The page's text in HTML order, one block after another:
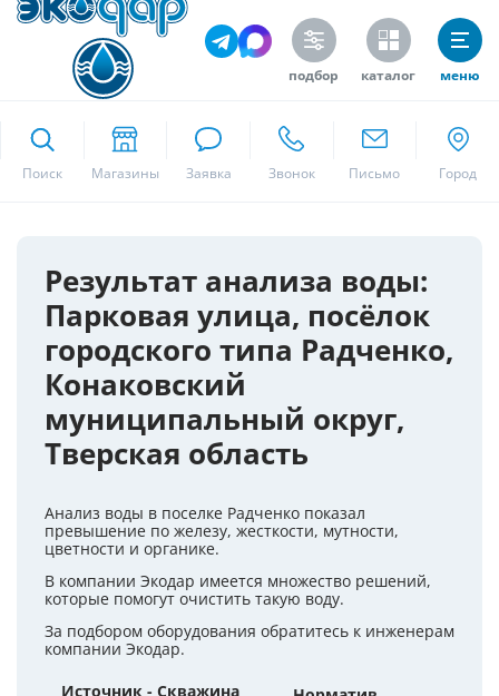
подбор каталог меню
Поиск
Результат анализа воды:
Парковая улица, посёлок
городского типа Радченко,
Конаковский
муниципальный округ,
Тверская область
Анализ воды в поселке Радченко показал
превышение по железу, жесткости, мутности,
цветности и органике.
В компании Экодар имеется множество решений,
которые помогут очистить такую воду.
За подбором оборудования обратитесь к инженерам
компании Экодар.
Источник - Скважина